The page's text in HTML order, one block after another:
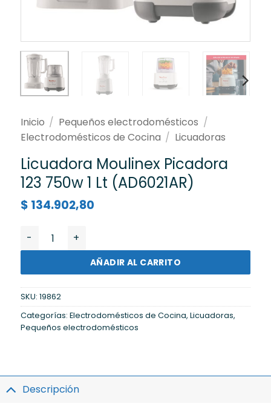
Inicio / Pequeños electrodomésticos /
Electrodomésticos de Cocina / Licuadoras
Licuadora Moulinex Picadora
123 750w 1 Lt (AD6021AR)
$ 134.902,80
Licuadora Moulinex Picadora 123 750w 1 Lt
AÑADIR AL CARRITO
SKU: 19862
Categorías: Electrodomésticos de Cocina, Licuadoras,
Pequeños electrodomésticos
Descripción